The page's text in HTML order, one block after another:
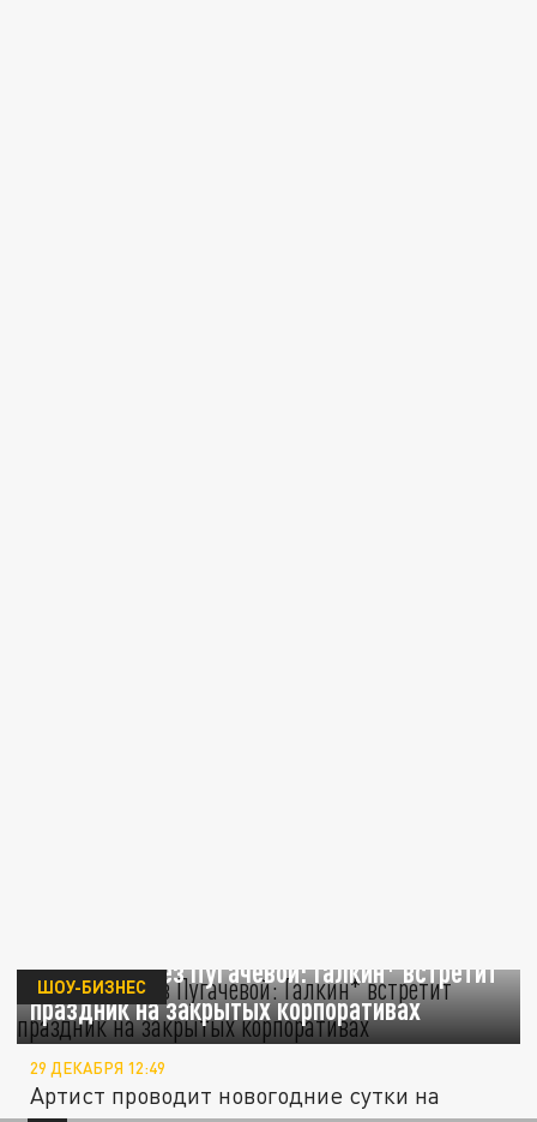
Новый год без Пугачёвой: Галкин* встретит
праздник на закрытых корпоративах
ШОУ-БИЗНЕС
29 ДЕКАБРЯ 12:49
Артист проводит новогодние сутки на